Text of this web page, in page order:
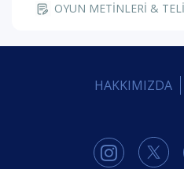
OYUN METİNLERİ &
HAKKIMIZDA